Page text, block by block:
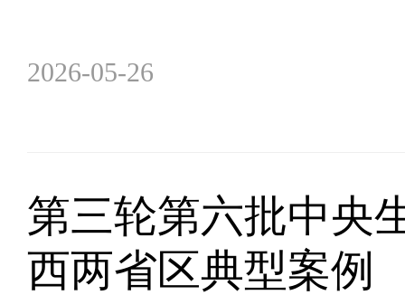
2026-05-26
第三轮第六批中央
西两省区典型案例